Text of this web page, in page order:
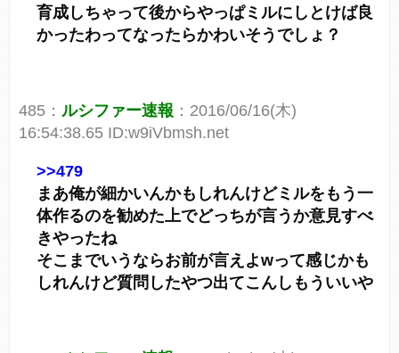
育成しちゃって後からやっぱミルにしとけば良
かったわってなったらかわいそうでしょ？
485： ルシファー速報 ：2016/06/16(木)
16:54:38.65 ID:w9iVbmsh.net
>>479
まあ俺が細かいんかもしれんけどミルをもう一
体作るのを勧めた上でどっちが言うか意見すべ
きやったね
そこまでいうならお前が言えよwって感じかも
しれんけど質問したやつ出てこんしもういいや